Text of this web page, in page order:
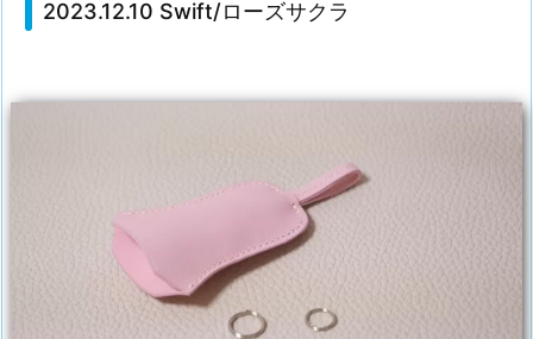
2023.12.10 Swift/ローズサクラ